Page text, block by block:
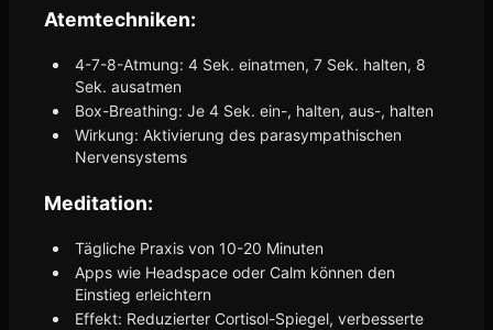
Atemtechniken:
4-7-8-Atmung: 4 Sek. einatmen, 7 Sek. halten, 8
Sek. ausatmen
Box-Breathing: Je 4 Sek. ein-, halten, aus-, halten
Wirkung: Aktivierung des parasympathischen
Nervensystems
Meditation:
Tägliche Praxis von 10-20 Minuten
Apps wie Headspace oder Calm können den
Einstieg erleichtern
Effekt: Reduzierter Cortisol-Spiegel, verbesserte